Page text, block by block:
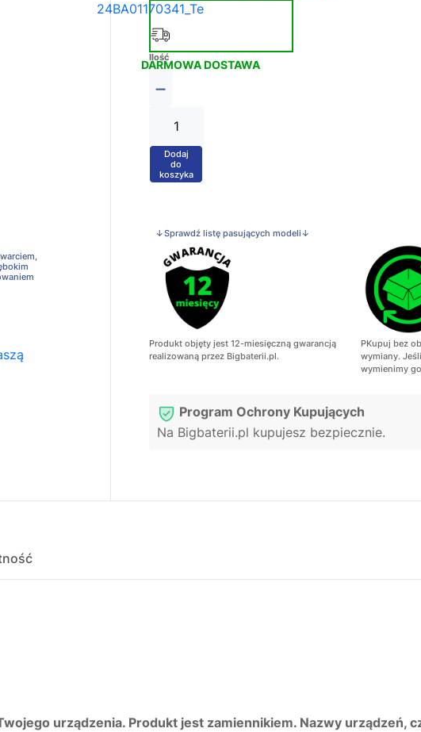
24BA01170341_Te
DARMOWA DOSTAWA
Ilość
−
+
Dodaj
do
koszyka
↓Sprawdź listę pasujących modeli↓
Produkt objęty jest 12-miesięczną gwarancją
realizowaną przez Bigbaterii.pl.
PKupuj bez
wymiany.
wymienimy
Program Ochrony Kupujących
Na Bigbaterii.pl kupujesz bezpiecznie.
urządzenia. Produkt jest zamiennikiem. Nazwy urządzeń,